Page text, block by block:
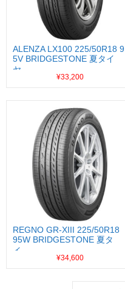
ALENZA LX100 225/50R18 9
5V BRIDGESTONE 夏タイ
ヤ...
¥33,200
REGNO GR-XIII 225/50R18
95W BRIDGESTONE 夏タ
イ...
¥34,600